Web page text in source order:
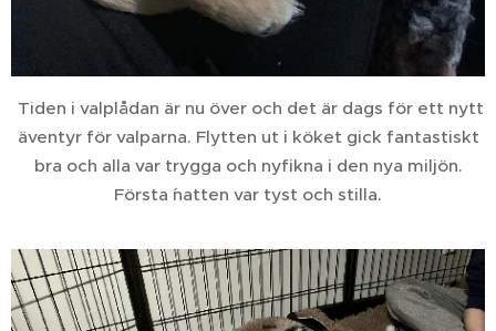
Tiden i valplådan är nu över och det är dags för ett nytt
äventyr för valparna. Flytten ut i köket gick fantastiskt
bra och alla var trygga och nyfikna i den nya miljön.
Första ´natten var tyst och stilla.